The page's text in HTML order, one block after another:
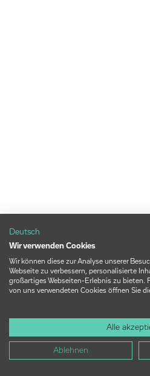
Deutsch
Wir verwenden Cookies
Wir können diese zur Analyse unserer
Webseite zu verbessern, personalisierte
großartiges Webseiten-Erlebnis zu bieten.
von uns verwendeten Cookies öffnen Sie
Alle
Ablehnen